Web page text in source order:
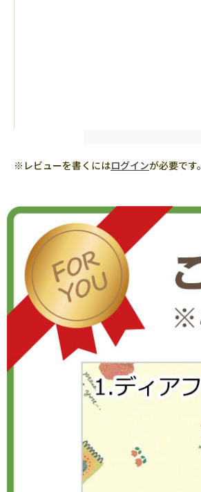
※レビューを書くにはログインが必要です。